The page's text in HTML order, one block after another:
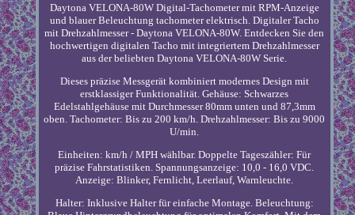
Daytona VELONA-80W Digital-Tachometer mit RPM-Anzeige
und blauer Beleuchtung tachometer elektrisch. Digitaler Tacho
mit Drehzahlmesser - Daytona VELONA-80W. Entdecken Sie den
hochwertigen digitalen Tacho mit integriertem Drehzahlmesser
aus der beliebten Daytona VELONA-80W Serie.
Dieses präzise Messgerät kombiniert modernes Design mit
erstklassiger Funktionalität. Gehäuse: Schwarzes
Edelstahlgehäuse mit Durchmesser 80mm unten und 87,3mm
oben. Tachometer: Bis zu 200 km/h. Drehzahlmesser: Bis zu 9000
U/min.
Einheiten: km/h / MPH wählbar. Doppelte Tageszähler: Für
präzise Fahrstatistiken. Spannungsanzeige: 10,0 - 16,0 VDC.
Anzeige: Blinker, Fernlicht, Leerlauf, Warnleuchte.
Halter: Inklusive Halter für einfache Montage. Beleuchtung: